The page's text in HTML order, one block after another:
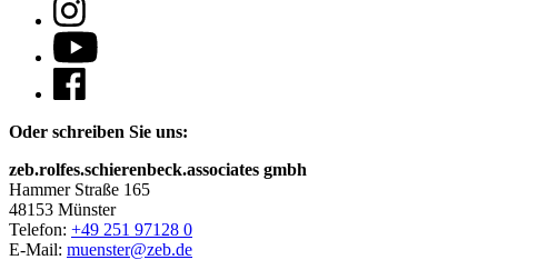
Oder schreiben Sie uns:
zeb.rolfes.schierenbeck.associates gmbh
Hammer Straße 165
48153 Münster
Telefon: +49 251 97128 0
E-Mail: muenster@zeb.de